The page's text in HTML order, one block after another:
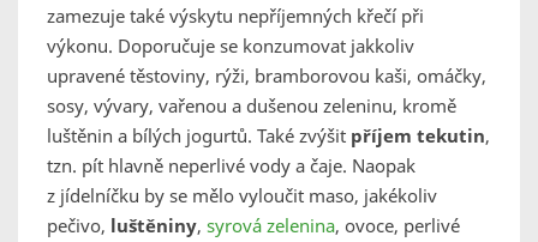
zamezuje také výskytu nepříjemných křečí při
výkonu. Doporučuje se konzumovat jakkoliv
upravené těstoviny, rýži, bramborovou kaši, omáčky,
sosy, vývary, vařenou a dušenou zeleninu, kromě
luštěnin a bílých jogurtů. Také zvýšit příjem tekutin,
tzn. pít hlavně neperlivé vody a čaje. Naopak
z jídelníčku by se mělo vyloučit maso, jakékoliv
pečivo, luštěniny, syrová zelenina, ovoce, perlivé